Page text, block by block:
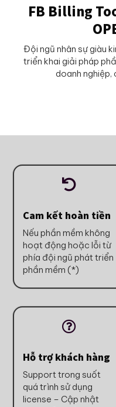
FB Billing
Đội ngũ nhân sự giàu
triển khai giải pháp
doanh nghiệp,

Cam kết hoàn tiền
Nếu phần mềm không
hoạt động hoặc lỗi từ
phía đội ngũ phát triển
phần mềm (*)

Hỗ trợ khách hàng
Support trong suốt
quá trình sử dụng
license – Cập nhật